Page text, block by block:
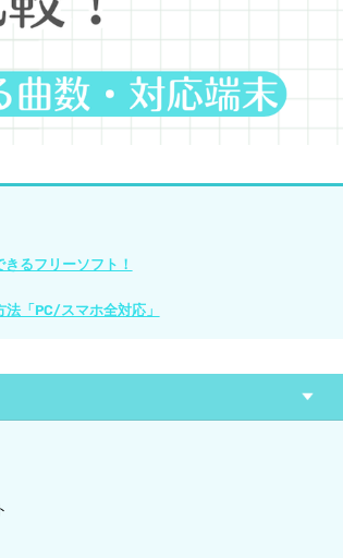
るフリーソフト！
「PC/スマホ全対応」